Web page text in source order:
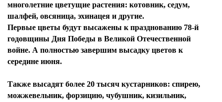
многолетние цветущие растения: котовник, седум,
шалфей, овсяница, эхинацея и другие.
Первые цветы будут высажены к празднованию 78-й
годовщины Дня Победы в Великой Отечественной
войне. А полностью завершим высадку цветов к
середине июня.
Также высадят более 20 тысяч кустарников: спирею,
можжевельник, форзицию, чубушник, кизильник,